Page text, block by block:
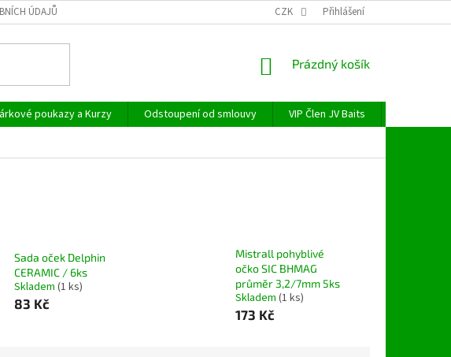
ÚDAJŮ CZK Přihlášení
NÁKUPNÍ
Prázdný košík
poukazy a Kurzy Odstoupení od smlouvy VIP Člen JV Baits
Sada oček Delphin
CERAMIC / 6ks
Skladem (1 ks)
83 Kč
Mistrall pohyblivé
očko SIC BHMAG
průměr 3,2/7mm 5ks
Skladem (1 ks)
173 Kč